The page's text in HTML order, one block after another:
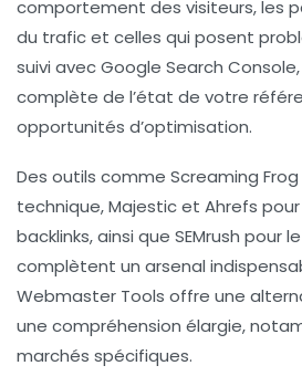
comportement des visiteurs, les
du trafic et celles qui posent
suivi avec Google Search
complète de l’état de votre
opportunités d’optimisation.
Des outils comme Screaming Frog
technique, Majestic et Ahrefs pour
backlinks, ainsi que SEMrush pour
complètent un arsenal
Webmaster Tools offre une
une compréhension élargie,
marchés spécifiques.